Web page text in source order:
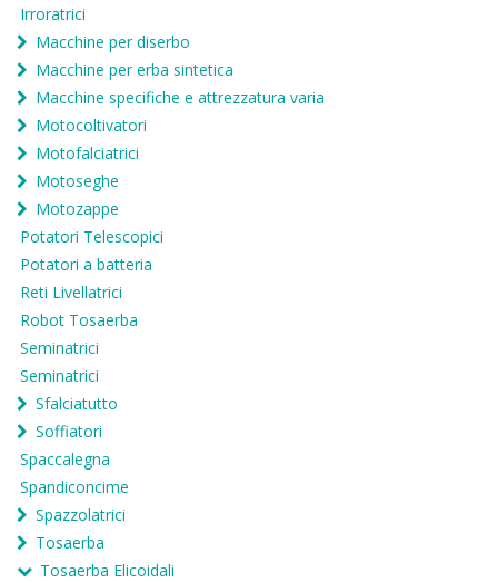
Irroratrici
Macchine per diserbo
Macchine per erba sintetica
Macchine specifiche e attrezzatura varia
Motocoltivatori
Motofalciatrici
Motoseghe
Motozappe
Potatori Telescopici
Potatori a batteria
Reti Livellatrici
Robot Tosaerba
Seminatrici
Seminatrici
Sfalciatutto
Soffiatori
Spaccalegna
Spandiconcime
Spazzolatrici
Tosaerba
Tosaerba Elicoidali